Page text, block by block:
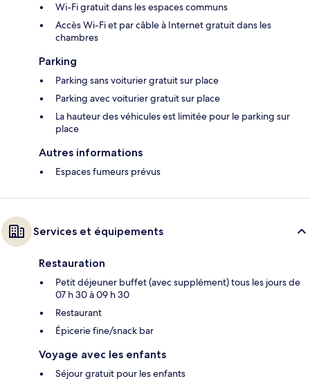
Wi-Fi gratuit dans les espaces communs
Accès Wi-Fi et par câble à Internet gratuit dans les
chambres
Parking
Parking sans voiturier gratuit sur place
Parking avec voiturier gratuit sur place
La hauteur des véhicules est limitée pour le parking sur
place
Autres informations
Espaces fumeurs prévus
Services et équipements
Restauration
Petit déjeuner buffet (avec supplément) tous les jours de
07 h 30 à 09 h 30
Restaurant
Épicerie fine/snack bar
Voyage avec les enfants
Séjour gratuit pour les enfants